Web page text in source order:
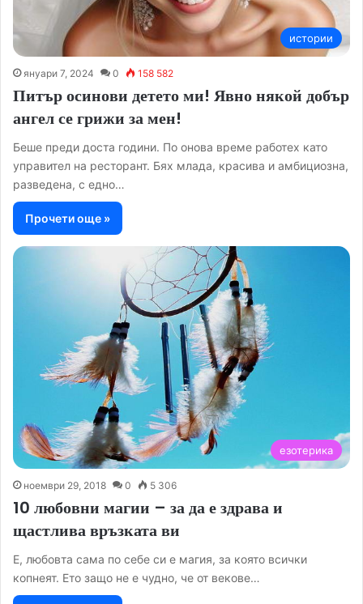
истории
януари 7, 2024 0 158 582
Питър осинови детето ми! Явно някой добър
ангел се грижи за мен!
Беше преди доста години. По онова време работех като
управител на ресторант. Бях млада, красива и амбициозна,
разведена, с едно…
Прочети още »
езотерика
ноември 29, 2018 0 5 306
10 любовни магии – за да е здрава и
щастлива връзката ви
Е, любовта сама по себе си е магия, за която всички
копнеят. Ето защо не е чудно, че от векове…